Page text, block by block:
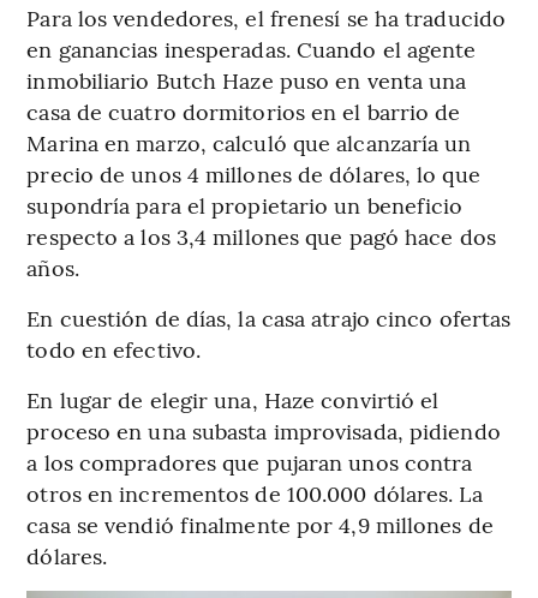
Para los vendedores, el frenesí se ha traducido
en ganancias inesperadas. Cuando el agente
inmobiliario Butch Haze puso en venta una
casa de cuatro dormitorios en el barrio de
Marina en marzo, calculó que alcanzaría un
precio de unos 4 millones de dólares, lo que
supondría para el propietario un beneficio
respecto a los 3,4 millones que pagó hace dos
años.
En cuestión de días, la casa atrajo cinco ofertas
todo en efectivo.
En lugar de elegir una, Haze convirtió el
proceso en una subasta improvisada, pidiendo
a los compradores que pujaran unos contra
otros en incrementos de 100.000 dólares. La
casa se vendió finalmente por 4,9 millones de
dólares.